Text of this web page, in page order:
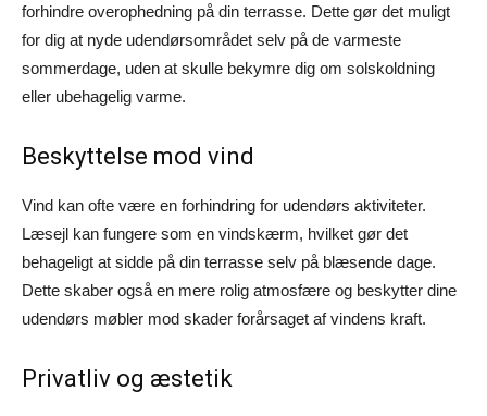
forhindre overophedning på din terrasse. Dette gør det muligt
for dig at nyde udendørsområdet selv på de varmeste
sommerdage, uden at skulle bekymre dig om solskoldning
eller ubehagelig varme.
Beskyttelse mod vind
Vind kan ofte være en forhindring for udendørs aktiviteter.
Læsejl kan fungere som en vindskærm, hvilket gør det
behageligt at sidde på din terrasse selv på blæsende dage.
Dette skaber også en mere rolig atmosfære og beskytter dine
udendørs møbler mod skader forårsaget af vindens kraft.
Privatliv og æstetik